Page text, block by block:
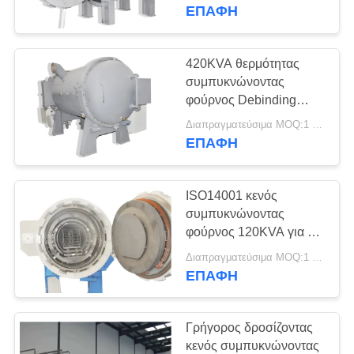
ΈΛΕΓΧΟΣ
ΠΟΙΌΤΗΤΑΣ
ΕΠΙΚΟΙΝΩΝΉΣΤΕ
ΜΑΖΊ
ΜΑΣ
ΖΗΤΉΣΤΕ
ΜΙΑ
ΠΡΟΣΦΟΡΆ
SITEMAP
ΠΟΛΙΤΙΚΉ
Κενός
συμπυκνώνοντας
φούρνος
MIM που
συμπυκνώνει το
φούρνο
49
ανοξείδωτο
ΕΠΑΦΉ
420KVA θερμότητας
συμπυκνώνοντας
φούρνος Debinding
συντήρησης κενός
Διαπραγματεύσιμα MOQ:1 ΣΥΝΟΛΟ
ΕΠΑΦΉ
ISO14001 κενός
συμπυκνώνοντας
φούρνος 120KVA για το
ανοξείδωτο
ΕΠΑΦΉ
Γρήγορος δροσίζοντας
κενός συμπυκνώνοντας